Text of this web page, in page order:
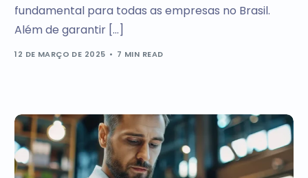
fundamental para todas as empresas no Brasil.
Além de garantir […]
12 DE MARÇO DE 2025 7 MIN READ